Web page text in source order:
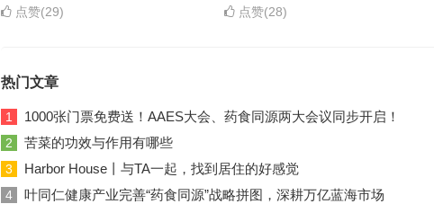
点赞(29) 点赞(28)
热门文章
1 1000张门票免费送！AAES大会、药食同源两大会议同步开启！
2 苦菜的功效与作用有哪些
3 Harbor House丨与TA一起，找到居住的好感觉
4 叶同仁健康产业完善“药食同源”战略拼图，深耕万亿蓝海市场